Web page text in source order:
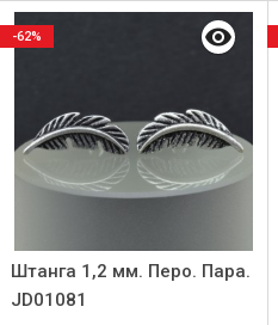
Штанга 1,2 мм. Перо. Пара.
JD01081
-62%